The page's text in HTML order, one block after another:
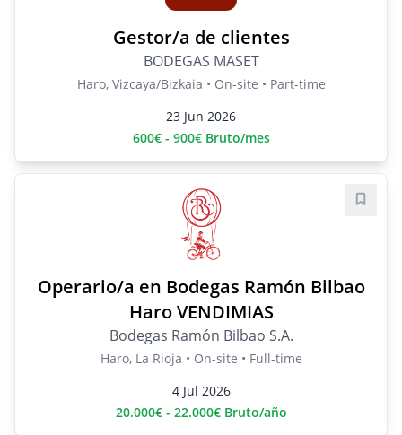
Gestor/a de clientes
BODEGAS MASET
Haro, Vizcaya/Bizkaia • On-site • Part-time
23 Jun 2026
600€ - 900€ Bruto/mes
Operario/a en Bodegas Ramón Bilbao
Haro VENDIMIAS
Bodegas Ramón Bilbao S.A.
Haro, La Rioja • On-site • Full-time
4 Jul 2026
20.000€ - 22.000€ Bruto/año
Save